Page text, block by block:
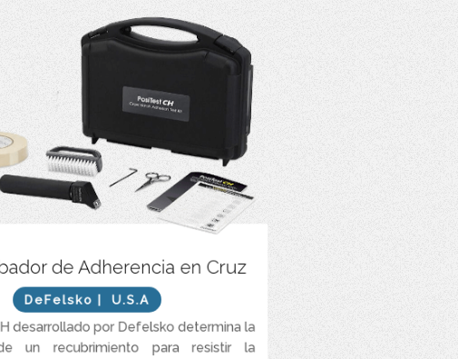
de Adherencia en Cruz
DeFelsko | U.S.A
desarrollado por Defelsko determina la
un recubrimiento para resistir la
de hasta 250 μm (10 mils) según la
cuchilla y Standard.
cuchillas de corte 4 en 1 disponibles para
espesores de revestimiento y sustratos. La
compatible con todas las cuchillas de corte
DeFelsko.